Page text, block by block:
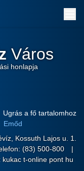
Város
honlapja
Ugrás a fő tartalomhoz
Emőd
Kossuth Lajos u. 1.
(83) 500-800
kukac t-online pont hu